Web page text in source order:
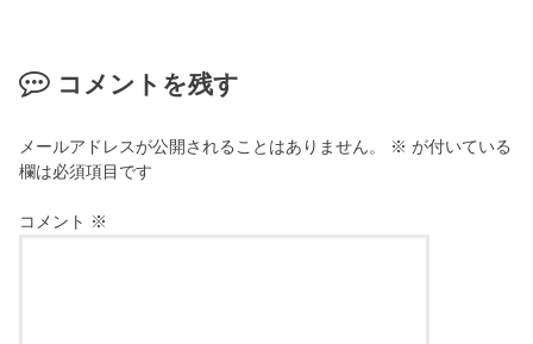
コメントを残す
メールアドレスが公開されることはありません。 ※ が付いている
欄は必須項目です
コメント ※